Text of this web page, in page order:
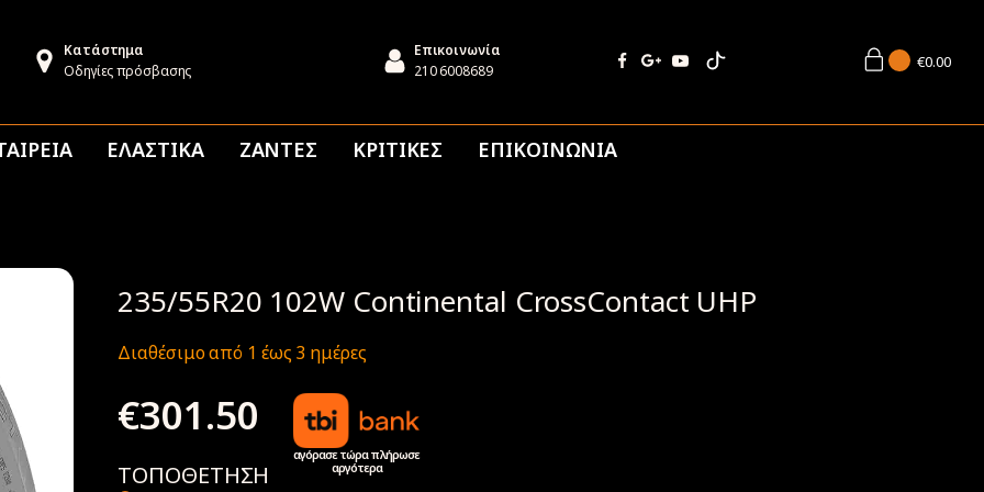
Κατάστημα
Οδηγίες πρόσβασης
Επικοινωνία
210 6008689
€0.00
ΕΛΑΣΤΙΚΑ ΖΑΝΤΕΣ ΚΡΙΤΙΚΕΣ ΕΠΙΚΟΙΝΩΝΙΑ
235/55R20 102W Continental CrossContact UHP
Διαθέσιμο από 1 έως 3 ημέρες
€301.50
αγόρασε τώρα πλήρωσε
αργότερα
ΤΟΠΟΘΕΤΗΣΗ